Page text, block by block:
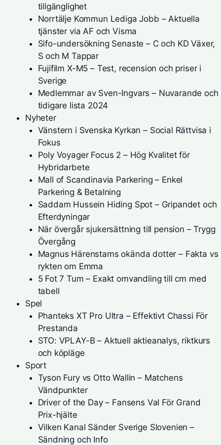
tillgänglighet
Norrtälje Kommun Lediga Jobb – Aktuella
tjänster via AF och Visma
Sifo-undersökning Senaste – C och KD Växer,
S och M Tappar
Fujifilm X-M5 – Test, recension och priser i
Sverige
Medlemmar av Sven-Ingvars – Nuvarande och
tidigare lista 2024
Nyheter
Vänstern i Svenska Kyrkan – Social Rättvisa i
Fokus
Poly Voyager Focus 2 – Hög Kvalitet för
Hybridarbete
Mall of Scandinavia Parkering – Enkel
Parkering & Betalning
Saddam Hussein Hiding Spot – Gripandet och
Efterdyningar
När övergår sjukersättning till pension – Trygg
Övergång
Magnus Härenstams okända dotter – Fakta vs
rykten om Emma
5 Fot 7 Tum – Exakt omvandling till cm med
tabell
Spel
Phanteks XT Pro Ultra – Effektivt Chassi För
Prestanda
STO: VPLAY-B – Aktuell aktieanalys, riktkurs
och köpläge
Sport
Tyson Fury vs Otto Wallin – Matchens
Vändpunkter
Driver of the Day – Fansens Val För Grand
Prix-hjälte
Vilken Kanal Sänder Sverige Slovenien –
Sändning och Info